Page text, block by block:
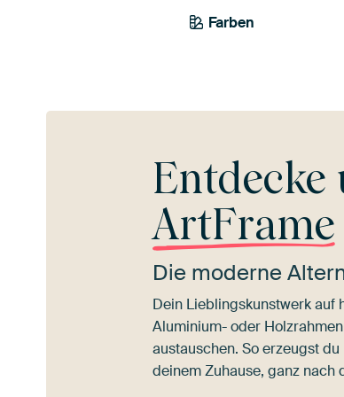
Farben
Anthrazit
Entdecke
ArtFrame
Die moderne
Dein Lieblingskunstwerk auf
Aluminium- oder
austauschen. So erzeugst
deinem Zuhause, ganz nach